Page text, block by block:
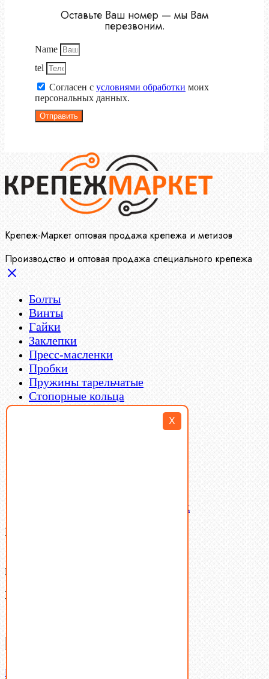
X
Оставьте Ваш номер — мы Вам
перезвоним.
Name
tel
Согласен с условиями обработки моих
персональных данных.
Отправить
Крепеж-Маркет оптовая продажа крепежа и метизов
Производство и оптовая продажа специального крепежа
Болты
Винты
Гайки
Заклепки
Пресс-масленки
Пробки
Пружины тарельчатые
Стопорные кольца
Такелаж
Латунный и бронзовый крепеж
Ваша корзина
В корзине нет товаров.
Поиск
Don't show this popup again